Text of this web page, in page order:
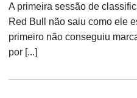
A primeira sessão de
Red Bull não saiu como ele
primeiro não conseguiu
por [...]